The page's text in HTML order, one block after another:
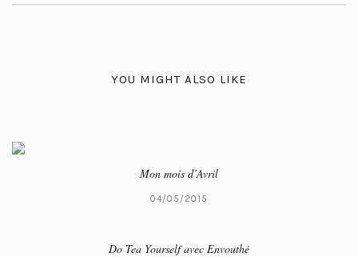
YOU MIGHT ALSO LIKE
Mon mois d’Avril
04/05/2015
Do Tea Yourself avec Envouthé